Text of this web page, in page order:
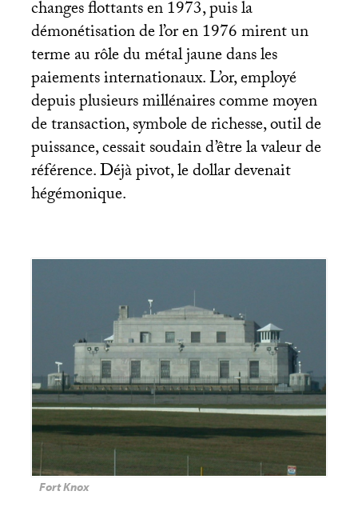
changes flottants en 1973, puis la
démonétisation de l’or en 1976 mirent un
terme au rôle du métal jaune dans les
paiements internationaux. L’or, employé
depuis plusieurs millénaires comme moyen
de transaction, symbole de richesse, outil de
puissance, cessait soudain d’être la valeur de
référence. Déjà pivot, le dollar devenait
hégémonique.
Fort Knox